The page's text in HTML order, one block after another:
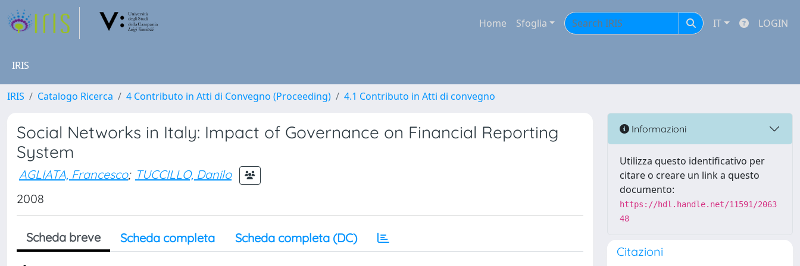
Home Sfoglia IT LOGIN
IRIS
IRIS Catalogo Ricerca 4 Contributo in Atti di Convegno (Proceeding) 4.1 Contributo in Atti di convegno
Social Networks in Italy: Impact of Governance on Financial Reporting
System
AGLIATA, Francesco; TUCCILLO, Danilo
2008
Scheda breve Scheda completa Scheda completa (DC)
Informazioni
Utilizza questo identificativo per
citare o creare un link a questo
documento:
https://hdl.handle.net/11591/2063
48
Citazioni